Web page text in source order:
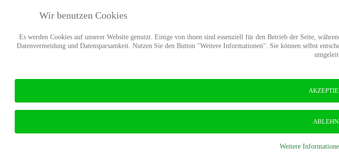
Presse
Übersicht Suchen Ebene
Wir benutzen Cookies
Es werden Cookies auf unserer Website genutzt. Einige von ihnen sind essenziell für den Betrieb der Seite,
Datenvermeidung und Datensparsamkeit. Nutzen Sie den Button "Weitere Informationen". Sie können selbst
Weitere